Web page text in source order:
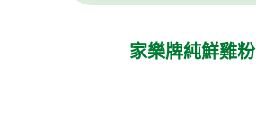
家樂牌純鮮雞粉